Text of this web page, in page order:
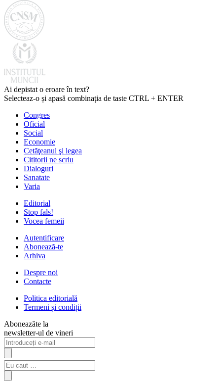
Ai depistat o eroare în text?
Selecteaz-o și apasă combinația de taste CTRL + ENTER
Congres
Oficial
Social
Economie
Cetăţeanul şi legea
Cititorii ne scriu
Dialoguri
Sanatate
Varia
Editorial
Stop fals!
Vocea femeii
Autentificare
Abonează-te
Arhiva
Despre noi
Contacte
Politica editorială
Termeni și condiții
Aboneazăte la
newsletter-ul de vineri